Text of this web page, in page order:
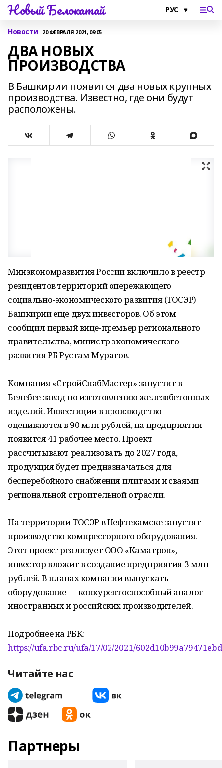
Новый Белокатай
Новости 20 ФЕВРАЛЯ 2021, 09:05
ДВА НОВЫХ
ПРОИЗВОДСТВА
В Башкирии появится два новых крупных
производства. Известно, где они будут
расположены.
Минэкономразвития России включило в реестр
резидентов территорий опережающего
социально-экономического развития (ТОСЭР)
Башкирии еще двух инвесторов. Об этом
сообщил первый вице-премьер регионального
правительства, министр экономического
развития РБ Рустам Муратов.
Компания «СтройСнабМастер» запустит в
Белебее завод по изготовлению железобетонных
изделий. Инвестиции в производство
оцениваются в 90 млн рублей, на предприятии
появится 41 рабочее место. Проект
рассчитывают реализовать до 2027 года,
продукция будет предназначаться для
бесперебойного снабжения плитами и сваями
региональной строительной отрасли.
На территории ТОСЭР в Нефтекамске запустят
производство компрессорного оборудования.
Этот проект реализует ООО «Каматрон»,
инвестор вложит в создание предприятия 3 млн
рублей. В планах компании выпускать
оборудование — конкурентоспособный аналог
иностранных и российских производителей.
Подробнее на РБК:
https://ufa.rbc.ru/ufa/17/02/2021/
Читайте нас
Партнеры